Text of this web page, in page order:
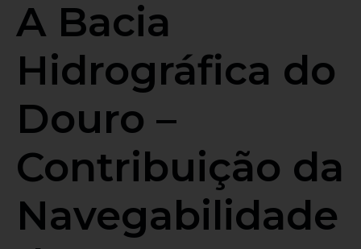
A Bacia
Hidrográfica do
Douro –
Contribuição da
Navegabilidade